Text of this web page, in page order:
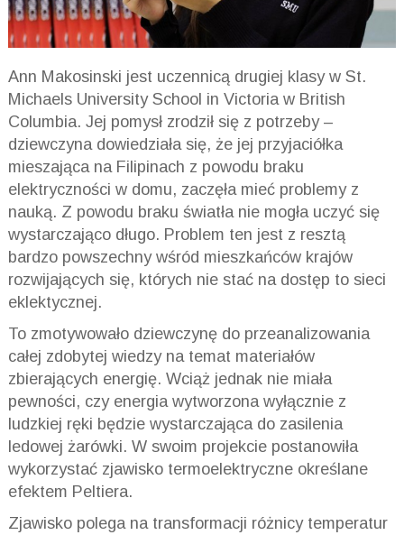
Ann Makosinski jest uczennicą drugiej klasy w St.
Michaels University School in Victoria w British
Columbia. Jej pomysł zrodził się z potrzeby –
dziewczyna dowiedziała się, że jej przyjaciółka
mieszająca na Filipinach z powodu braku
elektryczności w domu, zaczęła mieć problemy z
nauką. Z powodu braku światła nie mogła uczyć się
wystarczająco długo. Problem ten jest z resztą
bardzo powszechny wśród mieszkańców krajów
rozwijających się, których nie stać na dostęp to sieci
eklektycznej.
To zmotywowało dziewczynę do przeanalizowania
całej zdobytej wiedzy na temat materiałów
zbierających energię. Wciąż jednak nie miała
pewności, czy energia wytworzona wyłącznie z
ludzkiej ręki będzie wystarczająca do zasilenia
ledowej żarówki. W swoim projekcie postanowiła
wykorzystać zjawisko termoelektryczne określane
efektem Peltiera.
Zjawisko polega na transformacji różnicy temperatur